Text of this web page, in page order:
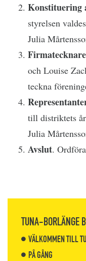
Konstituering
styrelsen
Julia
Firmatecknare
och Louise
teckna
till distriktets
Julia
Avslut.
TUNA-BORLÄNGE
VÄLKOMMEN TILL
PÅ GÅNG